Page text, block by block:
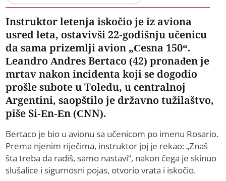
Instruktor letenja iskočio je iz aviona
usred leta, ostavivši 22-godišnju učenicu
da sama prizemlji avion „Cesna 150“.
Leandro Andres Bertaco (42) pronađen je
mrtav nakon incidenta koji se dogodio
prošle subote u Toledu, u centralnoj
Argentini, saopštilo je državno tužilaštvo,
piše Si-En-En (CNN).
Bertaco je bio u avionu sa učenicom po imenu Rosario.
Prema njenim riječima, instruktor joj je rekao: „Znaš
šta treba da radiš, samo nastavi“, nakon čega je skinuo
slušalice i sigurnosni pojas, otvorio vrata i iskočio.